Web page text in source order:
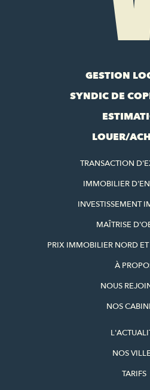
GESTION
SYNDIC DE
LOUER/
TRANSACTION
IMMOBILIER
INVESTISSEMENT
MAÎTRISE
PRIX IMMOBILIER NORD
À
NOUS
NOS
NOS
TARIFS